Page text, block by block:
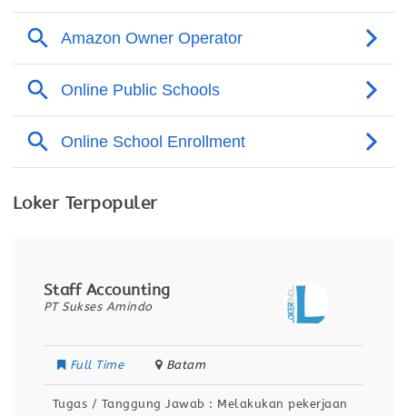
Loker Terpopuler
Staff Accounting
PT Sukses Amindo
Full Time Batam
Tugas / Tanggung Jawab : Melakukan pekerjaan